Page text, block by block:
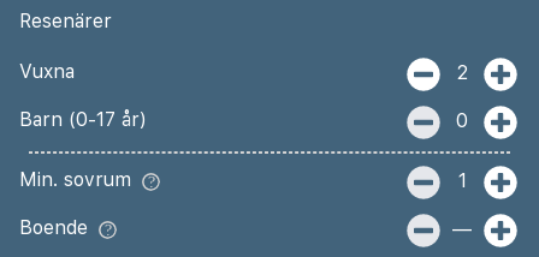
Resenärer
Vuxna 2
Barn (0-17 år) 0
Min. sovrum 1
Boende —